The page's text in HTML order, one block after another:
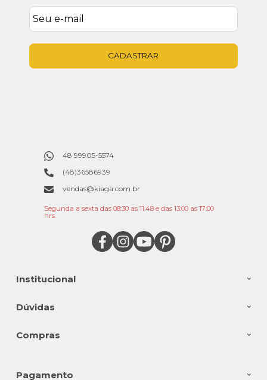
CADASTRAR
Institucional
Dúvidas
Compras
48 99905-5574
(48)36586939
vendas@kiaga.com.br
Segunda a sexta das 08:30 as 11:48 e das 13:00 as 17:00
hrs.
Pagamento